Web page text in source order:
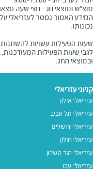
מוצ"ש ומוצאי חג - חצי שעה מצאת
המידע האמור נמסר לעזריאלי
שעות הפעילות עשויות
לגבי שעות הפעילות
ובמוצאי החג.
קניוני עזריאלי
עזריאלי אילון
עזריאלי תל אביב
עזריאלי ירושלים
עזריאלי חולון
עזריאלי הוד השרון
עזריאלי עכו